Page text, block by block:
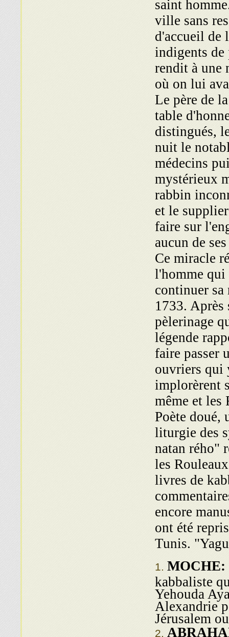
saint
ville sans
d'accueil de
indigents de
rendit à une
où on lui
Le père de
table
distingués,
nuit le
médecins
mystérieux
rabbin
et le
faire sur
aucun de
Ce miracle
l'homme qui
continuer sa
1733. Après
pèlerinage
légende
faire passer
ouvriers qui
implorèrent
même et les
Poète doué,
liturgie des
natan rého"
les
livres de
encore
ont été
Tunis.
MOCHE:
kabbaliste
Yehouda
Alexandrie
Jérusalem